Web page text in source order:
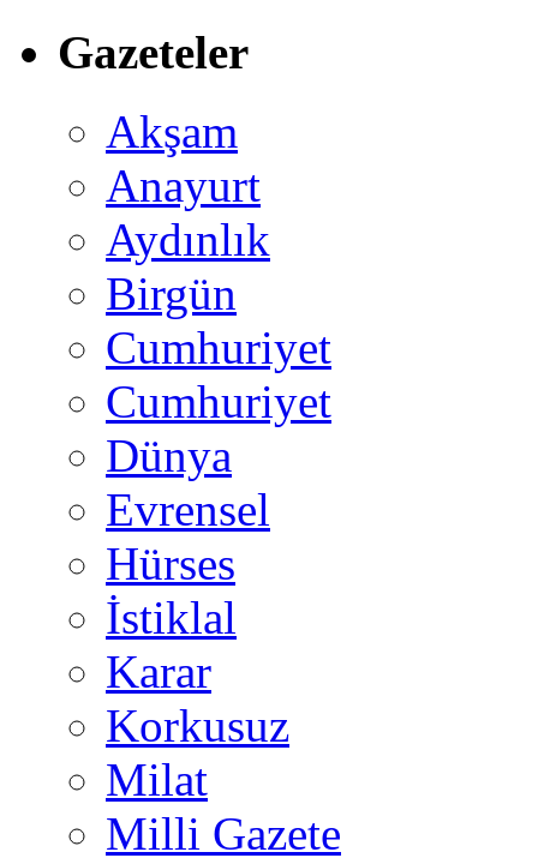
Gazeteler
Akşam
Anayurt
Aydınlık
Birgün
Cumhuriyet
Cumhuriyet
Dünya
Evrensel
Hürses
İstiklal
Karar
Korkusuz
Milat
Milli Gazete